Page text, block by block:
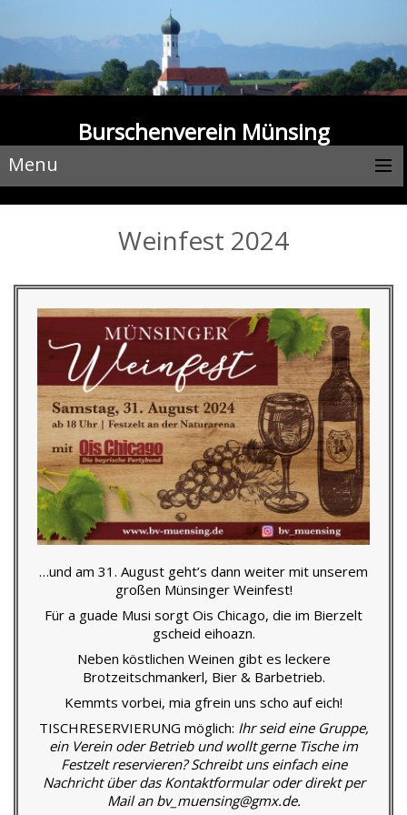
Burschenverein Münsing
Menu
Weinfest 2024
…und am 31. August geht’s dann weiter mit unserem
großen Münsinger Weinfest!
Für a guade Musi sorgt Ois Chicago, die im Bierzelt
gscheid eihoazn.
Neben köstlichen Weinen gibt es leckere
Brotzeitschmankerl, Bier & Barbetrieb.
Kemmts vorbei, mia gfrein uns scho auf eich!
TISCHRESERVIERUNG möglich: Ihr seid eine Gruppe,
ein Verein oder Betrieb und wollt gerne Tische im
Festzelt reservieren? Schreibt uns einfach eine
Nachricht über das Kontaktformular oder direkt per
Mail an bv_muensing@gmx.de.